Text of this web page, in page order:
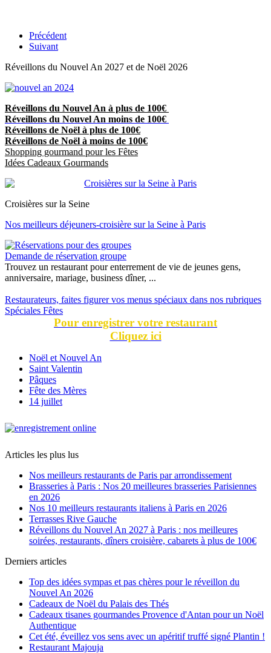
Précédent
Suivant
Réveillons du Nouvel An 2027 et de Noël 2026
Réveillons du Nouvel An à plus de 100€
Réveillons du Nouvel An moins de 100€
Réveillons de Noël à plus de 100€
Réveillons de Noël à moins de 100€
Shopping gourmand pour les Fêtes
Idées Cadeaux Gourmands
Croisières sur la Seine
Nos meilleurs déjeuners-croisière sur la Seine à Paris
Demande de réservation groupe
Trouvez un restaurant pour enterrement de vie de jeunes gens,
anniversaire, mariage, business dîner, ...
Restaurateurs, faites figurer vos menus spéciaux dans nos rubriques
Spéciales Fêtes
Pour enregistrer votre restaurant
Cliquez ici
Noël et Nouvel An
Saint Valentin
Pâques
Fête des Mères
14 juillet
Articles les plus lus
Nos meilleurs restaurants de Paris par arrondissement
Brasseries à Paris : Nos 20 meilleures brasseries Parisiennes
en 2026
Nos 10 meilleurs restaurants italiens à Paris en 2026
Terrasses Rive Gauche
Réveillons du Nouvel An 2027 à Paris : nos meilleures
soirées, restaurants, dîners croisière, cabarets à plus de 100€
Derniers articles
Top des idées sympas et pas chères pour le réveillon du
Nouvel An 2026
Cadeaux de Noël du Palais des Thés
Cadeaux tisanes gourmandes Provence d'Antan pour un Noël
Authentique
Cet été, éveillez vos sens avec un apéritif truffé signé Plantin !
Restaurant Majouja